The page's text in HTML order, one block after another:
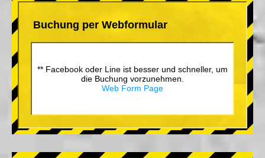
Buchung per Webformular
** Facebook oder Line ist besser und schneller, um
die Buchung vorzunehmen.
Web Form Page